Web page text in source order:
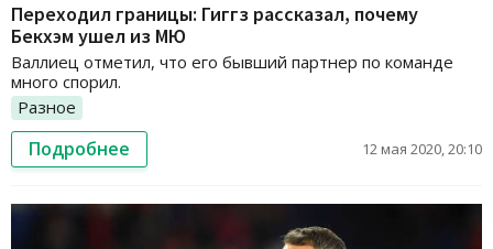
Переходил границы: Гиггз рассказал, почему
Бекхэм ушел из МЮ
Валлиец отметил, что его бывший партнер по команде
много спорил.
Разное
Подробнее 12 мая 2020, 20:10